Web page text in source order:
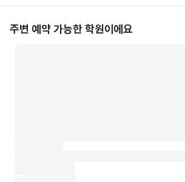
주변 예약 가능한 학원이에요